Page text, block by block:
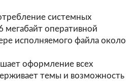
системных
мегабайт оперативной
исполняемого файла около
оформление всех
темы и возможность